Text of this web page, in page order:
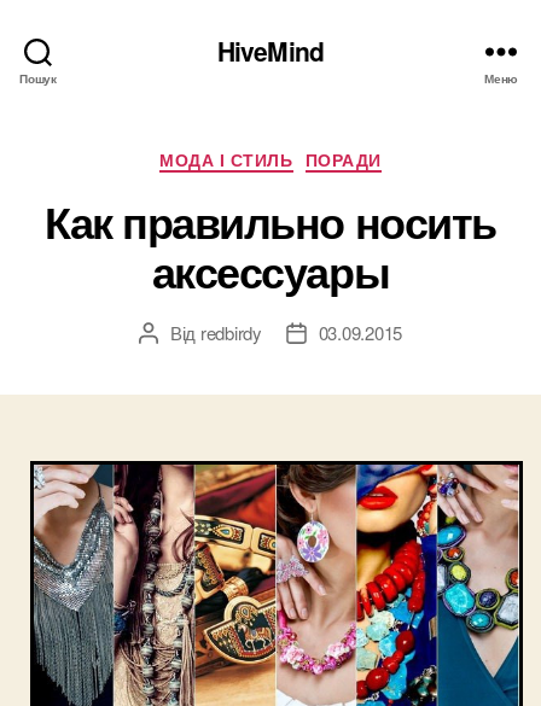
Пошук
HiveMind
Меню
Категорії
МОДА І СТИЛЬ ПОРАДИ
Как правильно носить
аксессуары
Автор
Від redbirdy
Дата03.09.2015